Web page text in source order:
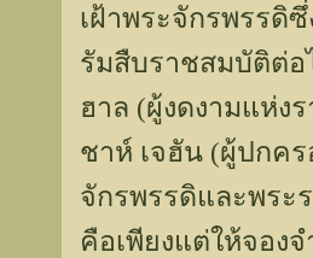
เฝ้าพระจักรพรรดิ
รัมสืบราชสมบัติต่
ฮาล (ผู้งดงามแห่ง
ชาห์ เจฮัน (ผู้ปกค
จักรพรรดิและพระ
คือเพียงแต่ให้จอง